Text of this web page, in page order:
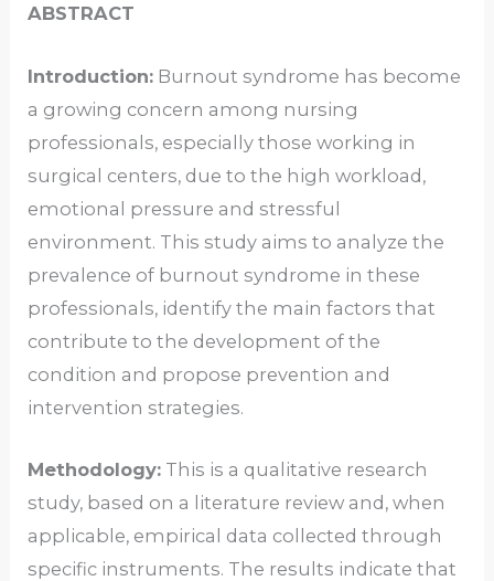
ABSTRACT
Introduction: Burnout syndrome has become
a growing concern among nursing
professionals, especially those working in
surgical centers, due to the high workload,
emotional pressure and stressful
environment. This study aims to analyze the
prevalence of burnout syndrome in these
professionals, identify the main factors that
contribute to the development of the
condition and propose prevention and
intervention strategies.
Methodology: This is a qualitative research
study, based on a literature review and, when
applicable, empirical data collected through
specific instruments. The results indicate that